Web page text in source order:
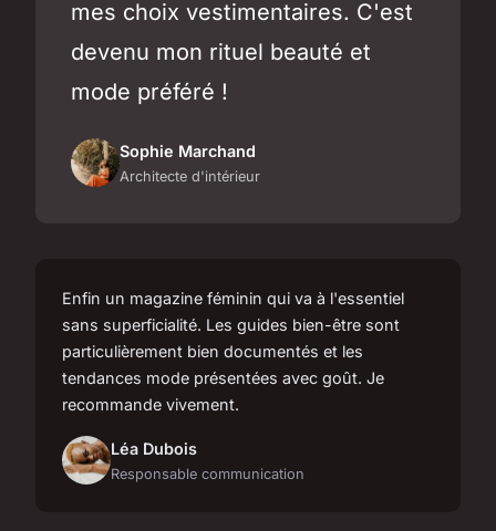
mes choix vestimentaires. C'est
devenu mon rituel beauté et
mode préféré !
Sophie Marchand
Architecte d'intérieur
Enfin un magazine féminin qui va à l'essentiel
sans superficialité. Les guides bien-être sont
particulièrement bien documentés et les
tendances mode présentées avec goût. Je
recommande vivement.
Léa Dubois
Responsable communication